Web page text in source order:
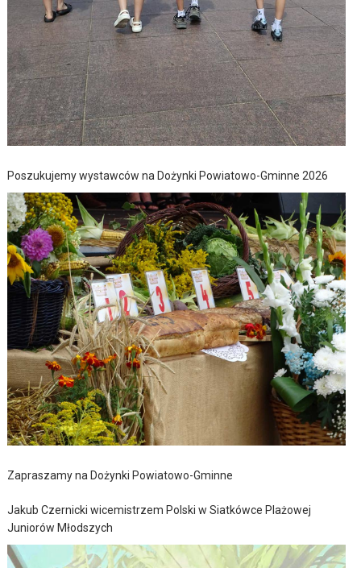
Poszukujemy wystawców na Dożynki Powiatowo-Gminne 2026
Zapraszamy na Dożynki Powiatowo-Gminne
Jakub Czernicki wicemistrzem Polski w Siatkówce Plażowej
Juniorów Młodszych